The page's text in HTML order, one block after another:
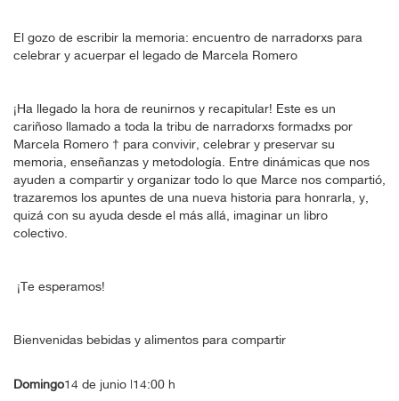
El gozo de escribir la memoria: encuentro de narradorxs para
celebrar y acuerpar el legado de Marcela Romero
¡Ha llegado la hora de reunirnos y recapitular! Este es un
cariñoso llamado a toda la tribu de narradorxs formadxs por
Marcela Romero † para convivir, celebrar y preservar su
memoria, enseñanzas y metodología. Entre dinámicas que nos
ayuden a compartir y organizar todo lo que Marce nos compartió,
trazaremos los apuntes de una nueva historia para honrarla, y,
quizá con su ayuda desde el más allá, imaginar un libro
colectivo.
¡Te esperamos!
Bienvenidas bebidas y alimentos para compartir
Domingo14 de junio |14:00 h